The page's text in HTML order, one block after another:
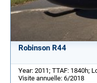
Robinson R44
Year: 2011; TTAF: 1840h;
Visite annuelle: 6/2018